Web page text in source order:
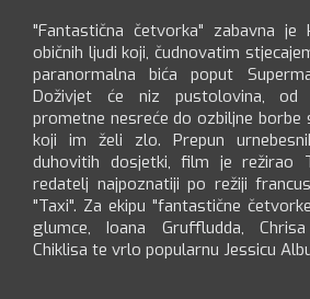
"Fantastična četvorka" zabavna je
običnih ljudi koji, čudnovatim
paranormalna bića poput
Doživjet će niz pustolovina, od
prometne nesreće do ozbiljne borbe
koji im želi zlo. Prepun
duhovitih dosjetki, film je režirao
redatelj najpoznatiji po režiji
"Taxi". Za ekipu "fantastične
glumce, Ioana Gruffludda,
Chiklisa te vrlo popularnu Jessicu